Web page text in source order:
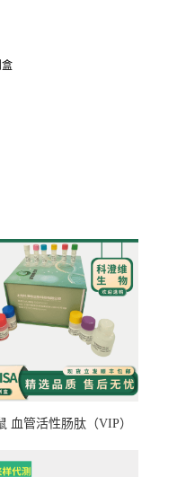
盒
血管活性肠肽（VIP）